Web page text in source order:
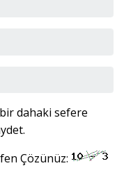
bir dahaki sefere
Çözünüz: